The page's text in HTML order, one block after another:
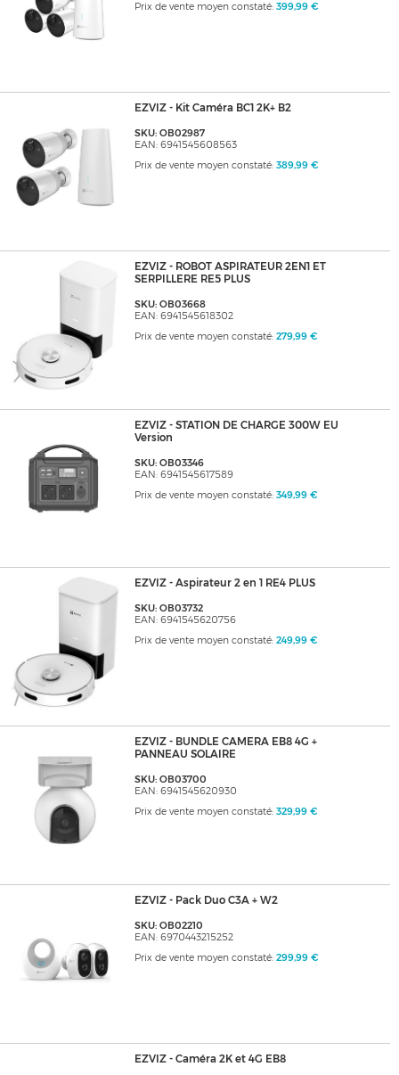
Prix de vente moyen constaté: 399,99 €
EZVIZ - Kit Caméra BC1 2K+ B2
SKU: OB02987
EAN: 6941545608563
Prix de vente moyen constaté: 389,99 €
EZVIZ - ROBOT ASPIRATEUR 2EN1 ET
SERPILLERE RE5 PLUS
SKU: OB03668
EAN: 6941545618302
Prix de vente moyen constaté: 279,99 €
EZVIZ - STATION DE CHARGE 300W EU
Version
SKU: OB03346
EAN: 6941545617589
Prix de vente moyen constaté: 349,99 €
EZVIZ - Aspirateur 2 en 1 RE4 PLUS
SKU: OB03732
EAN: 6941545620756
Prix de vente moyen constaté: 249,99 €
EZVIZ - BUNDLE CAMERA EB8 4G +
PANNEAU SOLAIRE
SKU: OB03700
EAN: 6941545620930
Prix de vente moyen constaté: 329,99 €
EZVIZ - Pack Duo C3A + W2
SKU: OB02210
EAN: 6970443215252
Prix de vente moyen constaté: 299,99 €
EZVIZ - Caméra 2K et 4G EB8